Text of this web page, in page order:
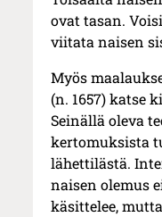
ovat tasan.
viitata naisen
Myös
(n. 1657) katse
Seinällä oleva
kertomuksista
lähettilästä.
naisen olemus
käsittelee,